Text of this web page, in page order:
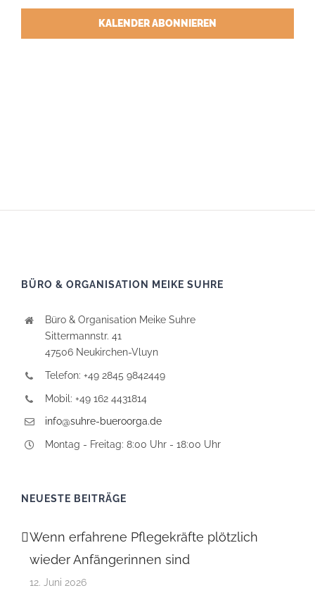
KALENDER ABONNIEREN
BÜRO & ORGANISATION MEIKE SUHRE
Büro & Organisation Meike Suhre
Sittermannstr. 41
47506 Neukirchen-Vluyn
Telefon: +49 2845 9842449
Mobil: +49 162 4431814
info@suhre-bueroorga.de
Montag - Freitag: 8:00 Uhr - 18:00 Uhr
NEUESTE BEITRÄGE
Wenn erfahrene Pflegekräfte plötzlich
wieder Anfängerinnen sind
12. Juni 2026